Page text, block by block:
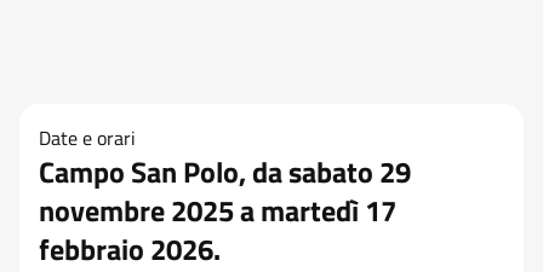
Date e orari
Campo San Polo, da sabato 29
novembre 2025 a martedì 17
febbraio 2026.